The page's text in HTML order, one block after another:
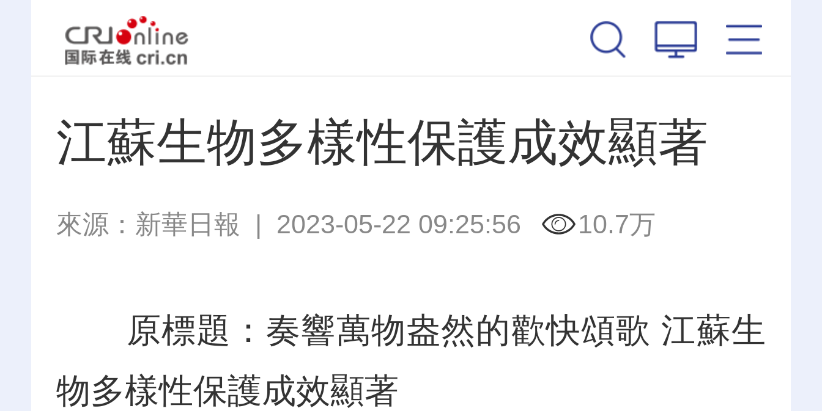
江蘇生物多樣性保護成效顯著
來源： 新華日報 | 2023-05-22 09:25:56 10.7万
原標題：奏響萬物盎然的歡快頌歌 江蘇生
物多樣性保護成效顯著